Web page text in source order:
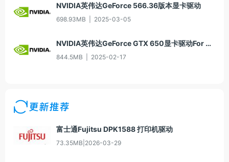
NVIDIA英伟达GeForce 566.36版本显卡驱动
698.93MB 2025-03-05
NVIDIA英伟达GeForce GTX 650显卡驱动For Win10-64
844.5MB 2025-02-17
更新推荐
富士通Fujitsu DPK1588 打印机驱动
73.35MB 2026-03-29